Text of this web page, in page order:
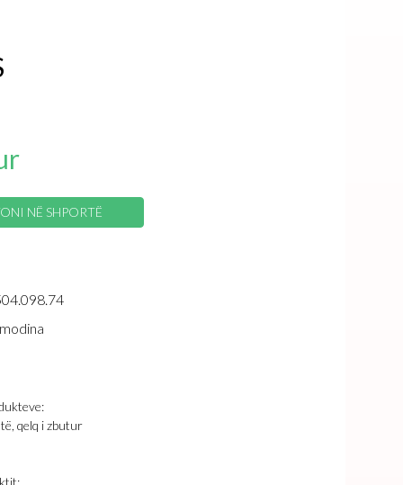
NË SHPORTË
qelq i zbutur